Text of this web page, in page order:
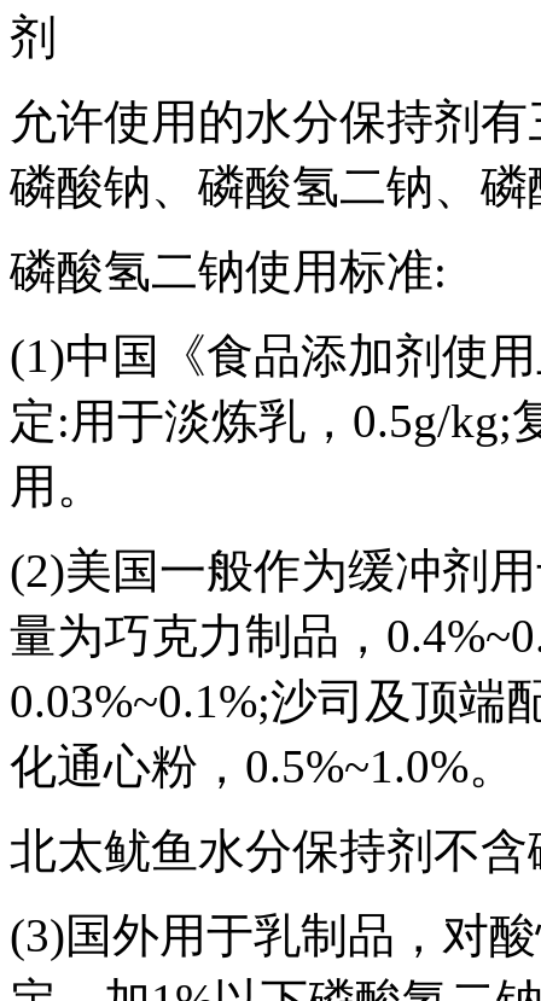
剂
允许使用的水分保持剂
磷酸钠、磷酸氢二钠、
磷酸氢二钠使用标准:
(1)中国《食品添加剂使
定:用于淡炼乳，0.5g/kg;
用。
(2)美国一般作为缓冲剂
量为巧克力制品，
0.03%~0.1%;沙司及顶端
化通心粉，0.5%~1.0%。
北太鱿鱼水分保持剂不含
(3)国外用于乳制品，对